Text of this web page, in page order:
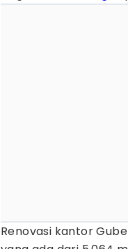
Renovasi kantor